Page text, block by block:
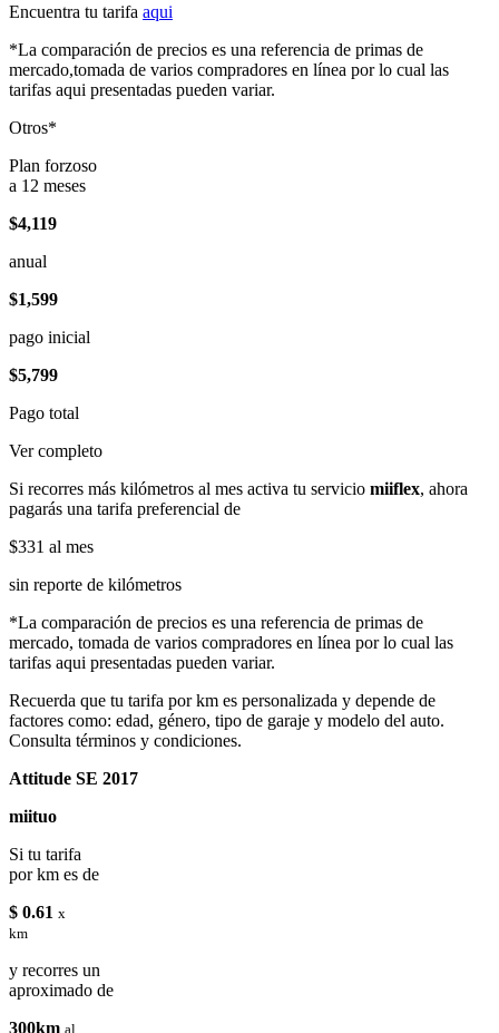
Encuentra tu tarifa aqui
*La comparación de precios es una referencia de primas de
mercado,tomada de varios compradores en línea por lo cual las
tarifas aqui presentadas pueden variar.
Otros*
Plan forzoso
a 12 meses
$4,119
anual
$1,599
pago inicial
$5,799
Pago total
Ver completo
Si recorres más kilómetros al mes activa tu servicio miiflex, ahora
pagarás una tarifa preferencial de
$331 al mes
sin reporte de kilómetros
*La comparación de precios es una referencia de primas de
mercado, tomada de varios compradores en línea por lo cual las
tarifas aqui presentadas pueden variar.
Recuerda que tu tarifa por km es personalizada y depende de
factores como: edad, género, tipo de garaje y modelo del auto.
Consulta términos y condiciones.
Attitude SE 2017
miituo
Si tu tarifa
por km es de
$ 0.61 x
km
y recorres un
aproximado de
300km al